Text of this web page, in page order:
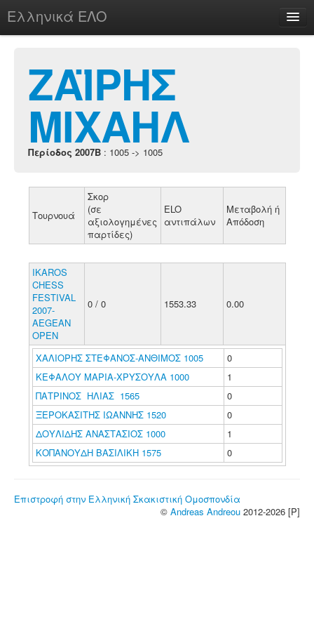
Ελληνικά ΕΛΟ
chesstu.be @ discord
Login
ΖΑΪΡΗΣ
ΜΙΧΑΗΛ
Περίοδος 2007B : 1005 -> 1005
Τουρνουά
Σκορ
(σε
αξιολογημένες
παρτίδες)
ELO
αντιπάλων
Μεταβολή ή
Απόδοση
IKAROS
CHESS
FESTIVAL
2007-
AEGEAN
OPEN
0 / 0 1553.33 0.00
ΧΑΛΙΟΡΗΣ ΣΤΕΦΑΝΟΣ-ΑΝΘΙΜΟΣ 1005
0
ΚΕΦΑΛΟΥ ΜΑΡΙΑ-ΧΡΥΣΟΥΛΑ 1000
1
ΠΑΤΡΙΝΟΣ ΗΛΙΑΣ 1565
0
ΞΕΡΟΚΑΣΙΤΗΣ ΙΩΑΝΝΗΣ 1520
0
ΔΟΥΛΙΔΗΣ ΑΝΑΣΤΑΣΙΟΣ 1000
1
ΚΟΠΑΝΟΥΔΗ ΒΑΣΙΛΙΚΗ 1575
0
Επιστροφή στην Ελληνική Σκακιστική Ομοσπονδία
© Andreas Andreou 2012-2026 [P]